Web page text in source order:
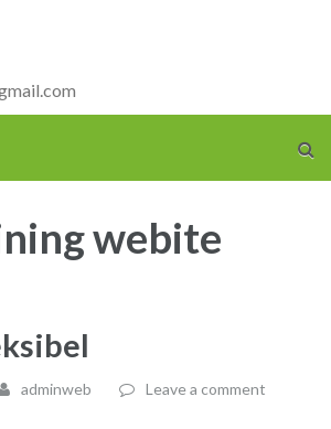
webite
adminweb Leave a comment